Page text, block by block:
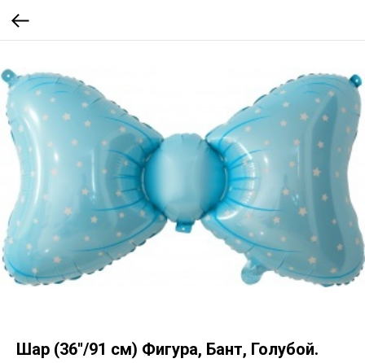
Шар (36''/91 см) Фигура, Бант, Голубой.